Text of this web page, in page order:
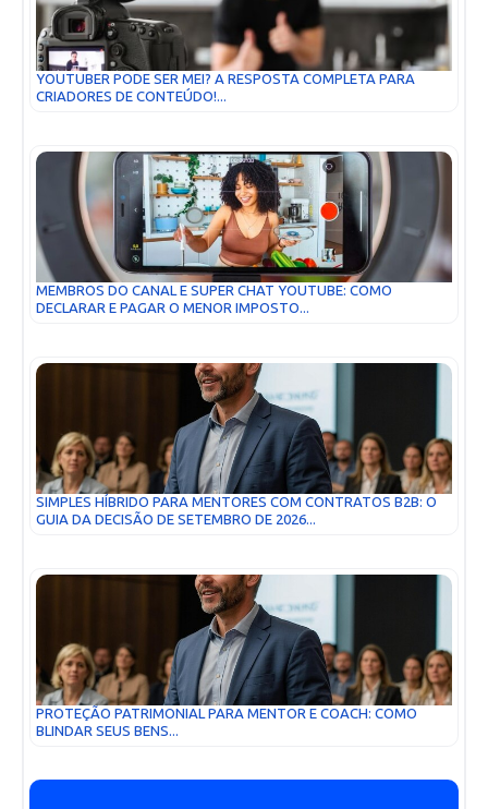
YOUTUBER PODE SER MEI? A RESPOSTA COMPLETA PARA
CRIADORES DE CONTEÚDO!...
MEMBROS DO CANAL E SUPER CHAT YOUTUBE: COMO
DECLARAR E PAGAR O MENOR IMPOSTO...
SIMPLES HÍBRIDO PARA MENTORES COM CONTRATOS B2B: O
GUIA DA DECISÃO DE SETEMBRO DE 2026...
PROTEÇÃO PATRIMONIAL PARA MENTOR E COACH: COMO
BLINDAR SEUS BENS...